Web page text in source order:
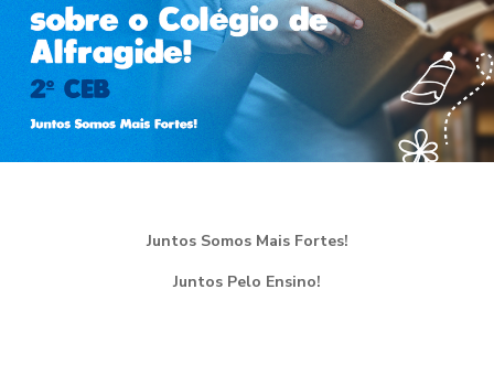
Juntos Somos Mais Fortes!
Juntos Pelo Ensino!